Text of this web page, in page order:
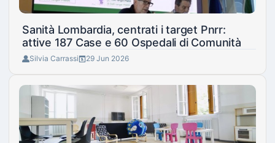
Sanità Lombardia, centrati i target Pnrr:
attive 187 Case e 60 Ospedali di Comunità
Silvia Carrassi 29 Jun 2026